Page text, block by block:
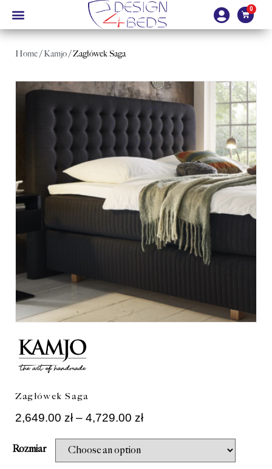
Home/Kamjo/ Zagłówek Saga
Zagłówek Saga
2,649.00 zł – 4,729.00 zł
Rozmiar